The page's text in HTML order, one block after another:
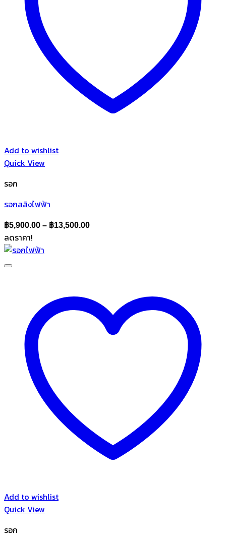
Add to wishlist
Quick View
รอก
รอกสลิงไฟฟ้า
฿5,900.00 – ฿13,500.00Price
ลดราคา!
Add to wishlist
Quick View
รอก